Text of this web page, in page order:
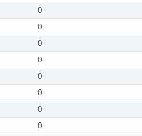
0
0
0
0
0
0
0
0